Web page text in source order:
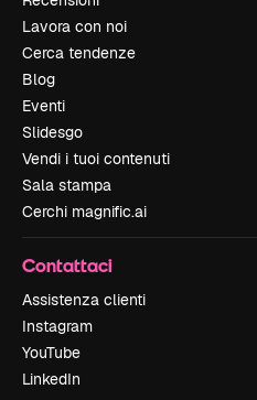
Lavora con noi
Cerca tendenze
Blog
Eventi
Slidesgo
Vendi i tuoi contenuti
Sala stampa
Cerchi magnific.ai
Contattaci
Assistenza clienti
Instagram
YouTube
LinkedIn